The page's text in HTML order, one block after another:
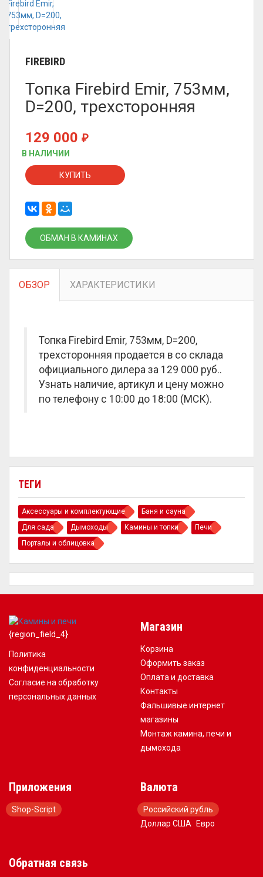
FIREBIRD
Топка Firebird Emir, 753мм,
D=200, трехсторонняя
129 000 ₽
В НАЛИЧИИ
КУПИТЬ
ОБМАН В КАМИНАХ
ТЕГИ
Аксессуары и комплектующие
Баня и сауна
Для сада
Дымоходы Камины и топки
Печи
Порталы и облицовка
ОБЗОР ХАРАКТЕРИСТИКИ
Топка Firebird Emir, 753мм, D=200,
трехсторонняя продается в со склада
официального дилера за 129 000 руб..
Узнать наличие, артикул и цену можно
по телефону с 10:00 до 18:00 (МСК).
{region_field_4}
Политика
конфиденциальности
Согласие на обработку
персональных данных
Магазин
Корзина
Оформить заказ
Оплата и доставка
Контакты
Фальшивые интернет
магазины
Монтаж камина, печи и
дымохода
Приложения
Shop-Script
Валюта
Российский рубль
Доллар США
Евро
Обратная связь